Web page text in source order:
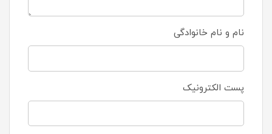
نام و نام خانوادگی
پست الکترونیک